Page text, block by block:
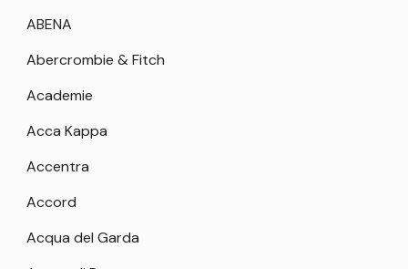
ABENA
Abercrombie & Fitch
Academie
Acca Kappa
Accentra
Accord
Acqua del Garda